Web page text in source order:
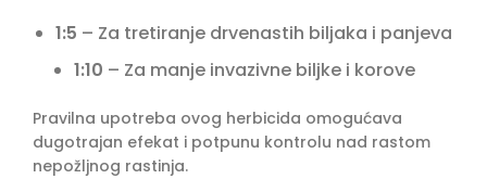
1:5 – Za tretiranje drvenastih biljaka i panjeva
1:10 – Za manje invazivne biljke i korove
Pravilna upotreba ovog herbicida omogućava
dugotrajan efekat i potpunu kontrolu nad rastom
nepožljnog rastinja.